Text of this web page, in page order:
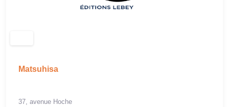
Matsuhisa
37, avenue Hoche